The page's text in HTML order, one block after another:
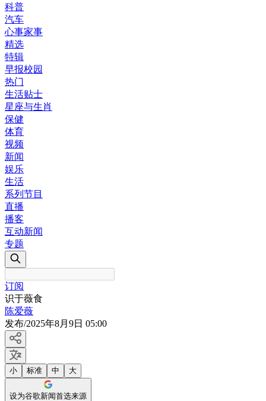
科普
汽车
心事家事
精选
特辑
早报校园
热门
生活贴士
星座与生肖
保健
体育
视频
新闻
娱乐
生活
系列节目
直播
播客
互动新闻
专题
订阅
识于薇食
陈爱薇
发布/2025年8月9日 05:00
小 标准 中 大
设为谷歌新闻首选来源